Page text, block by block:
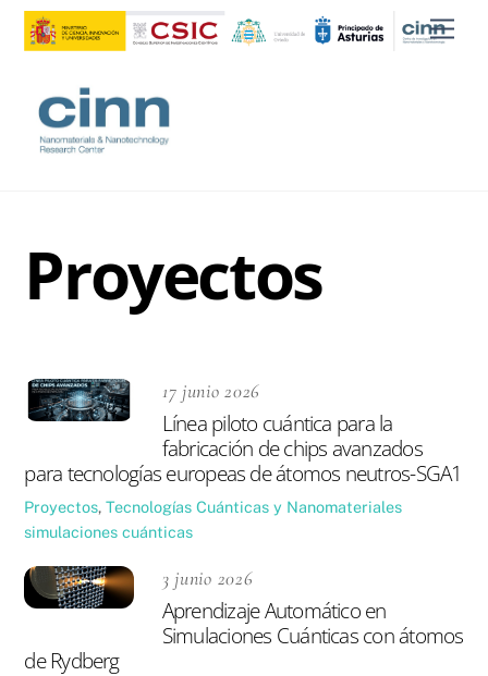
Skip
Proyectos
17 junio 2026
Línea piloto cuántica para la
fabricación de chips avanzados
para tecnologías europeas de átomos neutros-SGA1
Proyectos,Tecnologías Cuánticas y Nanomateriales
simulaciones cuánticas
3 junio 2026
Aprendizaje Automático en
Simulaciones Cuánticas con átomos
de Rydberg